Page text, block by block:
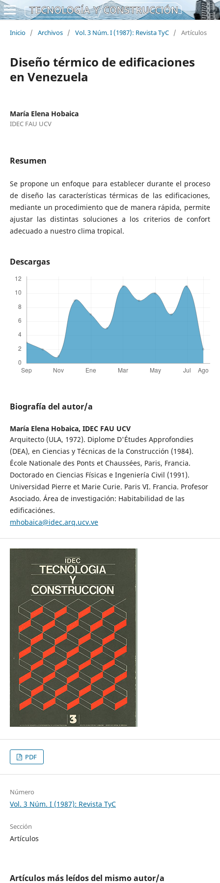
Inicio / Archivos / Vol. 3 Núm. I (1987): Revista TyC / Artículos
Diseño térmico de edificaciones
en Venezuela
María Elena Hobaica
IDEC FAU UCV
Resumen
Se propone un enfoque para establecer durante el proceso
de diseño las características térmicas de las edificaciones,
mediante un procedimiento que de manera rápida, permite
ajustar las distintas soluciones a los criterios de confort
adecuado a nuestro clima tropical.
Descargas
Biografía del autor/a
María Elena Hobaica, IDEC FAU UCV
Arquitecto (ULA, 1972). Diplome D'Études Approfondies
(DEA), en Ciencias y Técnicas de la Construcción (1984).
École Nationale des Ponts et Chaussées, Paris, Francia.
Doctorado en Ciencias Físicas e Ingeniería Civil (1991).
Universidad Pierre et Marie Curie. Paris VI. Francia. Profesor
Asociado. Área de investigación: Habitabilidad de las
edificaciónes.
mhobaica@idec.arq.ucv.ve
PDF
Número
Vol. 3 Núm. I (1987): Revista TyC
Sección
Artículos
Artículos más leídos del mismo autor/a